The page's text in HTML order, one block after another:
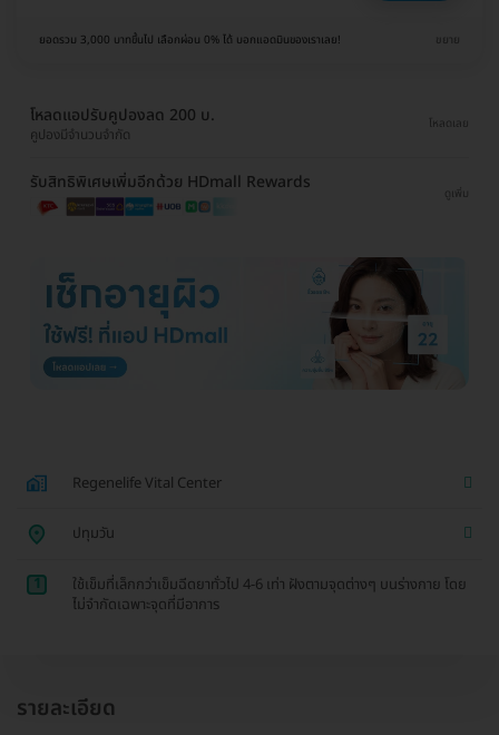
ยอดรวม 3,000 บาทขึ้นไป เลือกผ่อน 0% ได้ บอกแอดมินของเราเลย! ขยาย
โหลดแอปรับคูปองลด 200 บ.
คูปองมีจำนวนจำกัด
โหลดเลย
รับสิทธิพิเศษเพิ่มอีกด้วย HDmall Rewards
ดูเพิ่ม
Regenelife Vital Center
ปทุมวัน
1
ใช้เข็มที่เล็กกว่าเข็มฉีดยาทั่วไป 4-6 เท่า ฝังตามจุดต่างๆ บนร่างกาย โดย
ไม่จำกัดเฉพาะจุดที่มีอาการ
รายละเอียด